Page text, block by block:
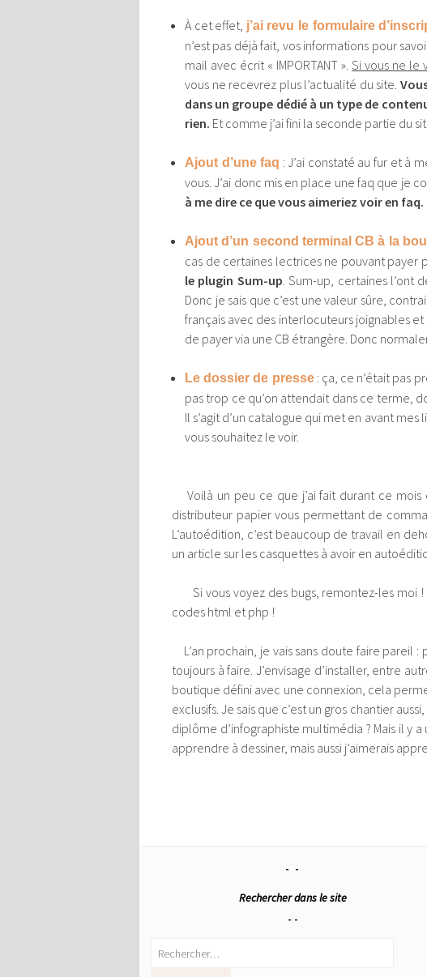
À cet effet, j’ai revu le formulaire
n’est pas déjà fait, vos informations pour
mail avec écrit « IMPORTANT ».Si vous ne le
vous ne recevrez plus l’actualité du site.
dans un groupe dédié à un type de
rien. Et comme j’ai fini la seconde partie du
Ajout d’une faq : J’ai constaté au fur et à
vous. J’ai donc mis en place une faq que je
à me dire ce que vous aimeriez voir en faq.
Ajout d’un second terminal CB à la
cas de certaines lectrices ne pouvant payer
le plugin Sum-up. Sum-up, certaines l’ont
Donc je sais que c’est une valeur sûre,
français avec des interlocuteurs joignables
de payer via une CB étrangère. Donc
Le dossier de presse: ça, ce n’était pas
pas trop ce qu’on attendait dans ce terme,
Il s’agit d’un catalogue qui met en avant
vous souhaitez le voir.
Voilà un peu ce que j’ai fait durant ce
distributeur papier vous permettant de
L’autoédition, c’est beaucoup de travail en
un article sur les casquettes à avoir en
Si vous voyez des bugs, remontez-les moi !
codes html et php !
L’an prochain, je vais sans doute faire pareil
toujours à faire. J’envisage d’installer, entre
boutique défini avec une connexion, cela
exclusifs. Je sais que c’est un gros chantier
diplôme d’infographiste multimédia ? Mais il y
apprendre à dessiner, mais aussi j’aimerais
Rechercher dans le site
Rechercher :